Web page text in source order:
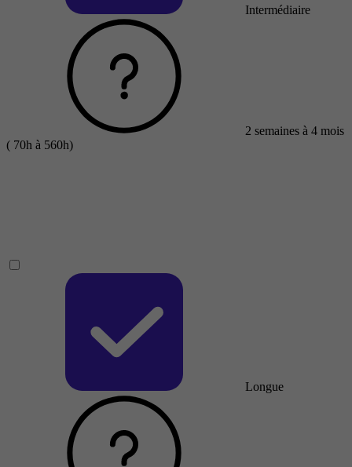
Intermédiaire
2 semaines à 4 mois
( 70h à 560h)
Longue